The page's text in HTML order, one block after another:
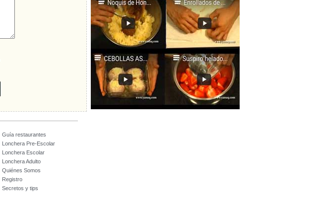
Guía restaurantes
Lonchera Pre-Escolar
Lonchera Escolar
Lonchera Adulto
Quiénes Somos
Registro
Secretos y tips